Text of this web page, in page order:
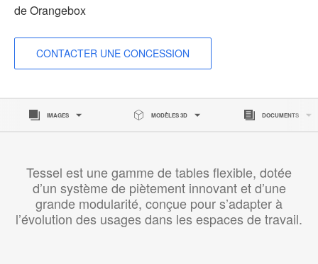
de Orangebox
CONTACTER UNE CONCESSION
IMAGES MODÈLES 3D DOCUMENTS
Tessel est une gamme de tables flexible, dotée
d’un système de piètement innovant et d’une
grande modularité, conçue pour s’adapter à
l’évolution des usages dans les espaces de travail.